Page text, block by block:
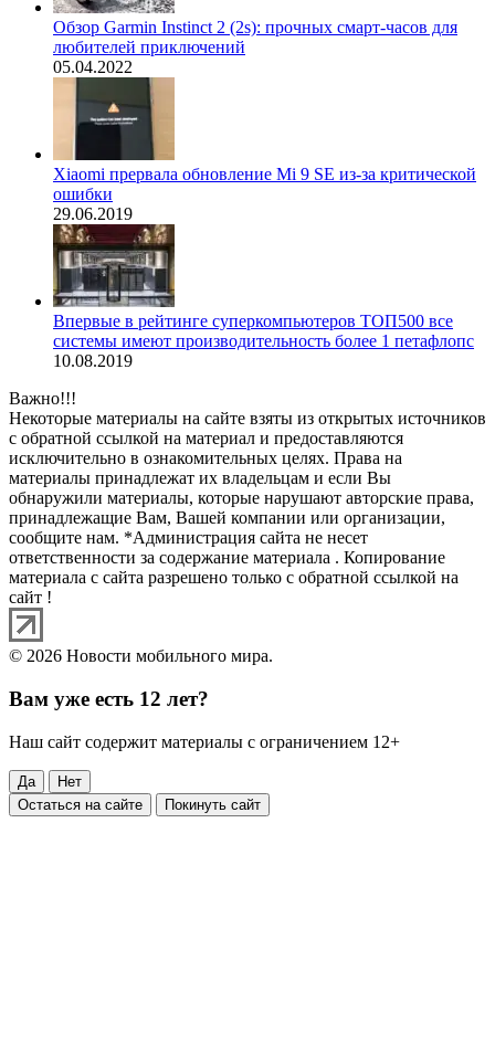
Обзор Garmin Instinct 2 (2s): прочных смарт-часов для
любителей приключений
05.04.2022
Xiaomi прервала обновление Mi 9 SE из-за критической
ошибки
29.06.2019
Впервые в рейтинге суперкомпьютеров ТОП500 все
системы имеют производительность более 1 петафлопс
10.08.2019
Важно!!!
Некоторые материалы на сайте взяты из открытых источников
с обратной ссылкой на материал и предоставляются
исключительно в ознакомительных целях. Права на
материалы принадлежат их владельцам и если Вы
обнаружили материалы, которые нарушают авторские права,
принадлежащие Вам, Вашей компании или организации,
сообщите нам. *Администрация сайта не несет
ответственности за содержание материала . Копирование
материала с сайта разрешено только с обратной ссылкой на
сайт !
© 2026 Новости мобильного мира.
Вам уже есть 12 лет?
Наш сайт содержит материалы с ограничением 12+
Да
Нет
Остаться на сайте
Покинуть сайт